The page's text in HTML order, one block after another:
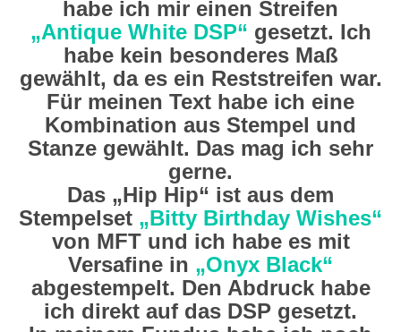
habe ich mir einen Streifen
„Antique White DSP“ gesetzt. Ich
habe kein besonderes Maß
gewählt, da es ein Reststreifen war.
Für meinen Text habe ich eine
Kombination aus Stempel und
Stanze gewählt. Das mag ich sehr
gerne.
Das „Hip Hip“ ist aus dem
Stempelset „Bitty Birthday Wishes“
von MFT und ich habe es mit
Versafine in „Onyx Black“
abgestempelt. Den Abdruck habe
ich direkt auf das DSP gesetzt.